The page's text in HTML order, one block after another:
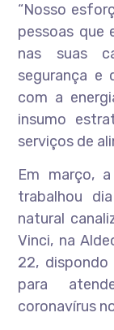
“Nosso
pessoas que
nas suas
segurança e
com a
insumo
serviços de
Em março,
trabalhou
natural
Vinci, na
22,
para
coronavírus